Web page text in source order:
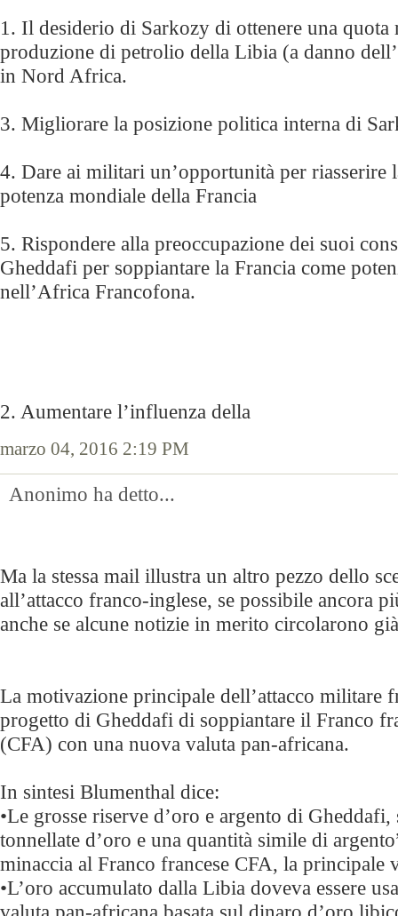
1. Il desiderio di Sarkozy di ottenere una quota
produzione di petrolio della Libia (a danno
in Nord Africa.
3. Migliorare la posizione politica interna di
4. Dare ai militari un’opportunità per riasserire
potenza mondiale della Francia
5. Rispondere alla preoccupazione dei suoi
Gheddafi per soppiantare la Francia come
nell’Africa Francofona.
2. Aumentare l’influenza della
marzo 04, 2016 2:19 PM
Anonimo ha detto...
Ma la stessa mail illustra un altro pezzo dello
all’attacco franco-inglese, se possibile ancora
anche se alcune notizie in merito circolarono
La motivazione principale dell’attacco militare
progetto di Gheddafi di soppiantare il Franco
(CFA) con una nuova valuta pan-africana.
In sintesi Blumenthal dice:
•Le grosse riserve d’oro e argento di
tonnellate d’oro e una quantità simile di
minaccia al Franco francese CFA, la principale
•L’oro accumulato dalla Libia doveva essere